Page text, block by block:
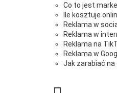
Co to jest
Ile kosztuje
Reklama w
Reklama w
Reklama na
Reklama w
Jak zarabiać na